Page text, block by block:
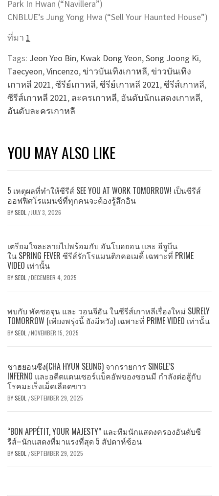
Park In Hwan (“Navillera”)
CNBLUE’s Jung Yong Hwa (“Sell Your Haunted House”)
ที่มา 1
Tags: Jeon Yeo Bin, Kwak Dong Yeon,Song Joong Ki,
Taecyeon,Vincenzo, ข่าวบันเทิงเกาหลี, ข่าวบันเทิง
เกาหลี 2021,ซีรีย์เกาหลี,ซีรีย์เกาหลี 2021,ซีรีส์เกาหลี,
ซีรีส์เกาหลี 2021, ละครเกาหลี, อันดับนักแสดงเกาหลี,
อันดับละครเกาหลี
YOU MAY ALSO LIKE
5 เหตุผลที่ทำให้ซีรีส์ SEE YOU AT WORK TOMORROW! เป็นซีรีส์
ออฟฟิศโรแมนซ์ที่ทุกคนจะต้องรู้สึกอิน
BYSEOL / JULY 3, 2026
เตรียมใจละลายไปพร้อมกับ อันโบฮยอน และ อีจูบีน
ใน SPRING FEVER ซีรีส์รักโรแมนติกคอเมดี้ เฉพาะที่ PRIME
VIDEO เท่านั้น
BYSEOL /DECEMBER 4, 2025
พบกับ พัคซอจุน และ วอนจีอัน ในซีรีส์เกาหลีเรื่องใหม่ SURELY
TOMORROW (เพียงพรุ่งนี้ ยังมีหวัง) เฉพาะที่ PRIME VIDEO เท่านั้น
BYSEOL /NOVEMBER 15, 2025
ชาฮยอนซึง(CHA HYUN SEUNG) จากรายการ SINGLE’S
INFERNO และอดีตแดนเซอร์แบ็คอัพของซอนมี กำลังต่อสู้กับ
โรคมะเร็งเม็ดเลือดขาว
BYSEOL /SEPTEMBER 29, 2025
“BON APPÉTIT, YOUR MAJESTY” และทีมนักแสดงครองอันดับซี
รีส์–นักแสดงที่มาแรงที่สุด 5 สัปดาห์ซ้อน
BYSEOL /SEPTEMBER 29, 2025